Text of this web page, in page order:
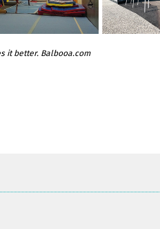
it better. Balbooa.com